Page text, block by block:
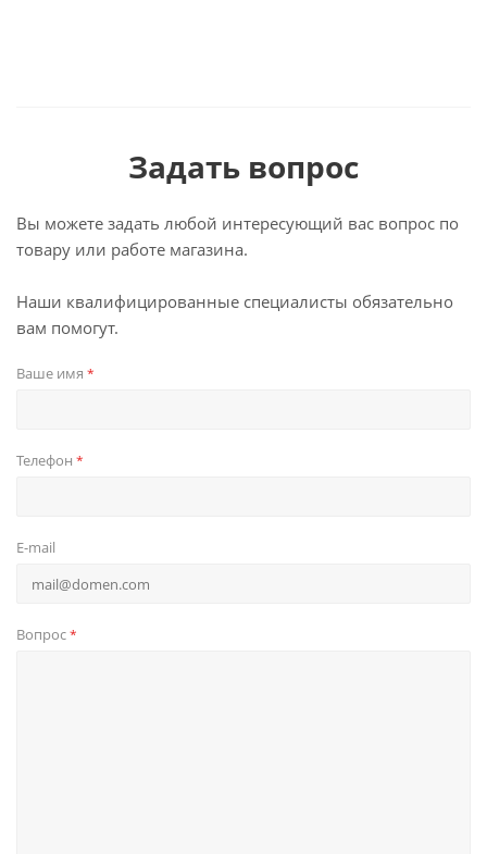
Задать вопрос
Вы можете задать любой интересующий вас вопрос по
товару или работе магазина.
Наши квалифицированные специалисты обязательно
вам помогут.
Ваше имя *
Телефон *
E-mail
Вопрос*